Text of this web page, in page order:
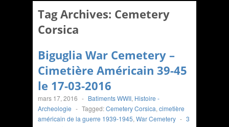
Tag Archives: Cemetery
Corsica
Biguglia War Cemetery –
Cimetière Américain 39-45
le 17-03-2016
mars 17, 2016 - Batîments WWII, Histoire -
Archeologie - Tagged:Cemetery Corsica, cimetière
américain de la guerre 1939-1945, War Cemetery - 3